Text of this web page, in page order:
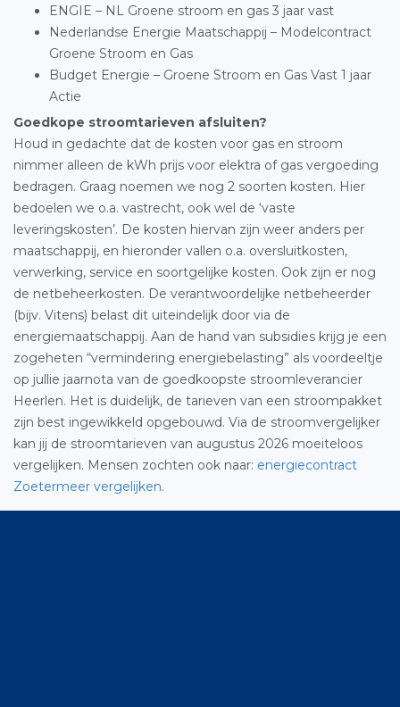
ENGIE – NL Groene stroom en gas 3 jaar vast
Nederlandse Energie Maatschappij – Modelcontract
Groene Stroom en Gas
Budget Energie – Groene Stroom en Gas Vast 1 jaar
Actie
Goedkope stroomtarieven afsluiten?
Houd in gedachte dat de kosten voor gas en stroom
nimmer alleen de kWh prijs voor elektra of gas vergoeding
bedragen. Graag noemen we nog 2 soorten kosten. Hier
bedoelen we o.a. vastrecht, ook wel de ‘vaste
leveringskosten’. De kosten hiervan zijn weer anders per
maatschappij, en hieronder vallen o.a. oversluitkosten,
verwerking, service en soortgelijke kosten. Ook zijn er nog
de netbeheerkosten. De verantwoordelijke netbeheerder
(bijv. Vitens) belast dit uiteindelijk door via de
energiemaatschappij. Aan de hand van subsidies krijg je een
zogeheten “vermindering energiebelasting” als voordeeltje
op jullie jaarnota van de goedkoopste stroomleverancier
Heerlen. Het is duidelijk, de tarieven van een stroompakket
zijn best ingewikkeld opgebouwd. Via de stroomvergelijker
kan jij de stroomtarieven van augustus 2026 moeiteloos
vergelijken. Mensen zochten ook naar: energiecontract
Zoetermeer vergelijken.